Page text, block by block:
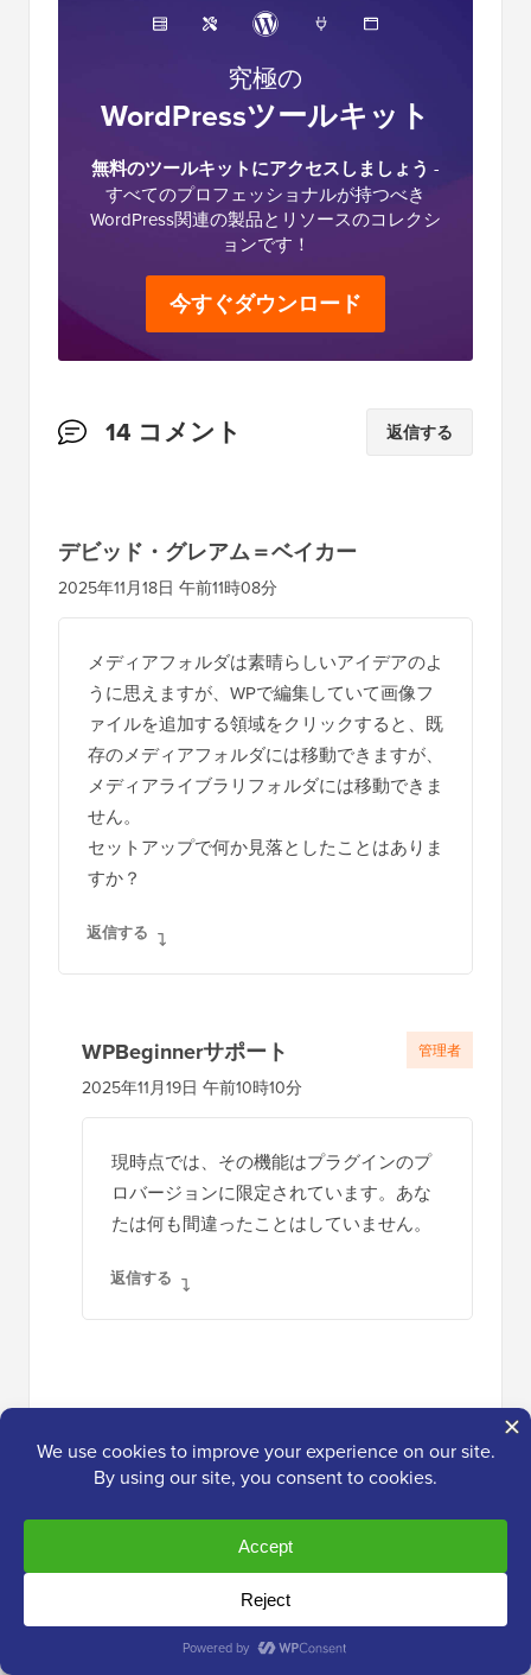
究極の
WordPressツールキット
無料のツールキットにアクセスしましょう -
すべてのプロフェッショナルが持つべき
WordPress関連の製品とリソースのコレクシ
ョンです！
今すぐダウンロード
読
の
イ
ン
14 コメント 返信する
デビッド・グレアム＝ベイカー
2025年11月18日 午前11時08分
メディアフォルダは素晴らしいアイデアのよ
うに思えますが、WPで編集していて画像フ
ァイルを追加する領域をクリックすると、既
存のメディアフォルダには移動できますが、
メディアライブラリフォルダには移動できま
せん。
セットアップで何か見落としたことはありま
すか？
返信する
WPBeginnerサポート
2025年11月19日 午前10時10分
現時点では、その機能はプラグインのプ
ロバージョンに限定されています。あな
たは何も間違ったことはしていません。
返信する
管理者
2024年7月18日 午後4時11分
私の理解が正しければ、フォルダ名はメディ
アアイテムのURLに追加されるということで
すね。既存の画像をフォルダに移動すると、